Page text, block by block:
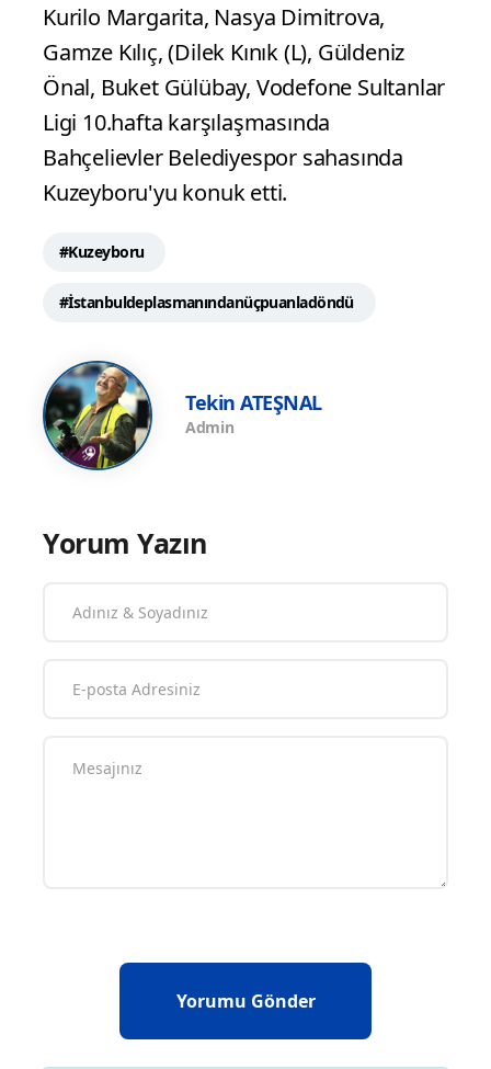
Kurilo Margarita, Nasya Dimitrova,
Gamze Kılıç, (Dilek Kınık (L), Güldeniz
Önal, Buket Gülübay, Vodefone Sultanlar
Ligi 10.hafta karşılaşmasında
Bahçelievler Belediyespor sahasında
Kuzeyboru'yu konuk etti.
#Kuzeyboru
#İstanbuldeplasmanındanüçpuanladöndü
Tekin ATEŞNAL
Admin
Yorum Yazın